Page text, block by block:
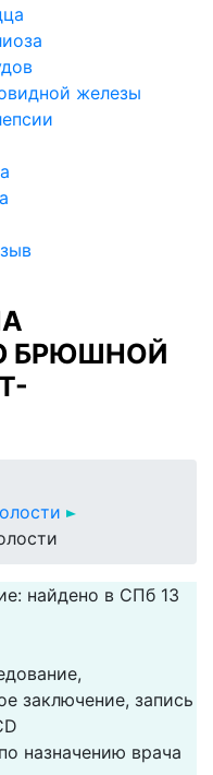
железы
БРЮШНОЙ
найдено в СПб 13
заключение, запись
назначению врача